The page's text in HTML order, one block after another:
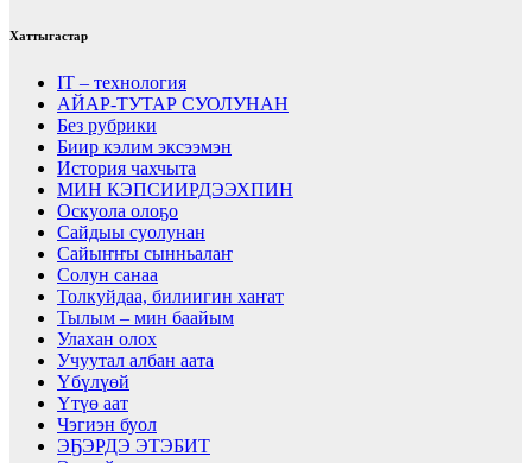
Хаттыгастар
IT – технология
АЙАР-ТУТАР СУОЛУНАН
Без рубрики
Биир кэлим эксээмэн
История чахчыта
МИН КЭПСИИРДЭЭХПИН
Оскуола олоҕо
Сайдыы суолунан
Сайыҥҥы сынньалаҥ
Солун санаа
Толкуйдаа, билиигин хаҥат
Тылым – мин баайым
Улахан олох
Учуутал албан аата
Үбүлүөй
Үтүө аат
Чэгиэн буол
ЭҔЭРДЭ ЭТЭБИТ